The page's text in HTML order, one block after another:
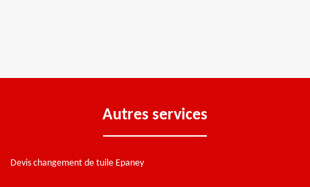
Autres services
Devis changement de tuile Epaney